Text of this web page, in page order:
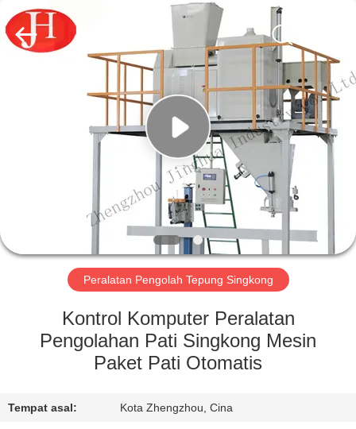
PRODUK
PERTUNJUKAN
VR
TENTANG
KAMI
PABRIK
Zhengzhou
Jinghua
Industry
Co.,Ltd..
Peralatan Pengolah Tepung Singkong
Kontrol Komputer Peralatan
Pengolahan Pati Singkong Mesin
Paket Pati Otomatis
Tempat asal: Kota Zhengzhou, Cina